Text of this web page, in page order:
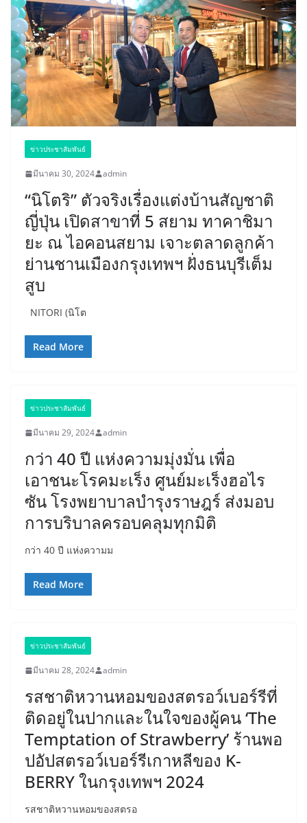
ข่าวประชาสัมพันธ์
มีนาคม 30, 2024 admin
“นิโตริ” ตัวจริงเรื่องแต่งบ้านสัญชาติ
ญี่ปุ่น เปิดสาขาที่ 5 สยาม ทาคาชิมา
ยะ ณ ไอคอนสยาม เจาะตลาดลูกค้า
ย่านชานเมืองกรุงเทพฯ ฝั่งธนบุรีเต็ม
สูบ
​NITORI (นิโต
Read More
ข่าวประชาสัมพันธ์
มีนาคม 29, 2024 admin
กว่า 40 ปี แห่งความมุ่งมั่น เพื่อ
เอาชนะโรคมะเร็ง ศูนย์มะเร็งฮอไร
ซัน โรงพยาบาลบำรุงราษฎร์ ส่งมอบ
การบริบาลครอบคลุมทุกมิติ
กว่า 40 ปี แห่งความม
Read More
ข่าวประชาสัมพันธ์
มีนาคม 28, 2024 admin
รสชาติหวานหอมของสตรอว์เบอร์รีที่
ติดอยู่ในปากและในใจของผู้คน ‘The
Temptation of Strawberry’ ร้านพอ
ปอัปสตรอว์เบอร์รีเกาหลีของ K-
BERRY ในกรุงเทพฯ 2024
รสชาติหวานหอมของสตรอ